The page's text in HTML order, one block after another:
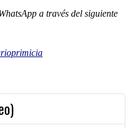
a través del siguiente